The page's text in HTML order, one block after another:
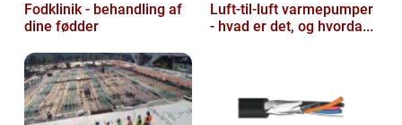
Fodklinik - behandling af
dine fødder
Luft-til-luft varmepumper
- hvad er det, og hvorda...